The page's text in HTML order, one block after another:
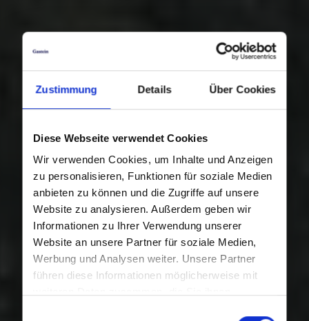
Zustimmung Details Über Cookies
Diese Webseite verwendet Cookies
Wir verwenden Cookies, um Inhalte und Anzeigen
zu personalisieren, Funktionen für soziale Medien
anbieten zu können und die Zugriffe auf unsere
Website zu analysieren. Außerdem geben wir
Informationen zu Ihrer Verwendung unserer
Website an unsere Partner für soziale Medien,
Werbung und Analysen weiter. Unsere Partner
führen diese Informationen möglicherweise mit